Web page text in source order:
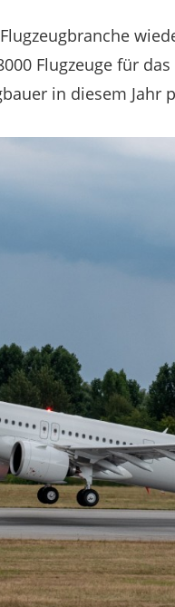
Flugzeuge für
in diesem Jahr